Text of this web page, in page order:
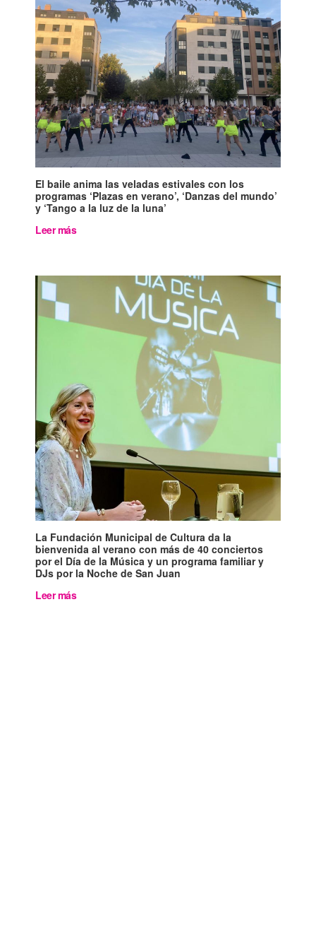
El baile anima las veladas estivales con los
programas ‘Plazas en verano’, ‘Danzas del mundo’
y ‘Tango a la luz de la luna’
Leer más
La Fundación Municipal de Cultura da la
bienvenida al verano con más de 40 conciertos
por el Día de la Música y un programa familiar y
DJs por la Noche de San Juan
Leer más